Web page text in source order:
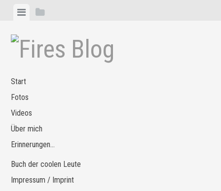
Zum
springen
MenüSeitenleiste
Start
Fotos
Videos
Über mich
Erinnerungen…
Buch der coolen Leute
Impressum / Imprint